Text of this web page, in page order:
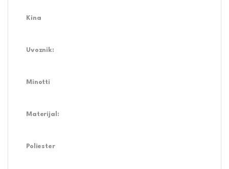
Kina
Uvoznik:
Minotti
Materijal:
Poliester